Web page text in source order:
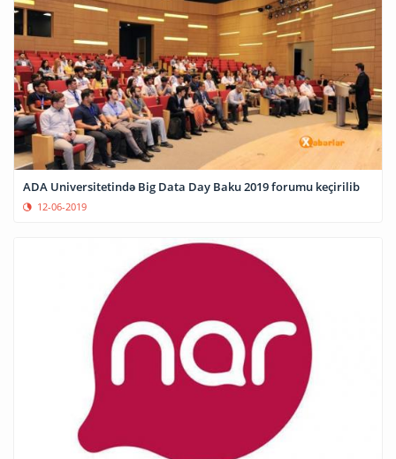
ADA Universitetində Big Data Day Baku 2019 forumu keçirilib
12-06-2019